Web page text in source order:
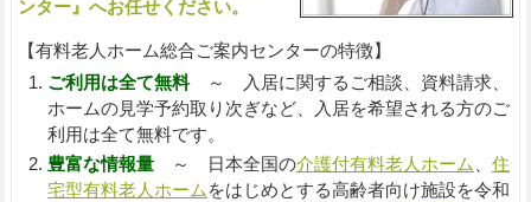
ンター』へお任せください。
【有料老人ホーム総合ご案内センターの特徴】
ご利用は全て無料～ 入居に関するご相談、資料請求、
ホームの見学予約取り次ぎなど、入居を希望される方のご
利用は全て無料です。
豊富な情報量～ 日本全国の介護付有料老人ホーム
住
宅型有料老人ホーム をはじめとする高齢者向け施設を令和